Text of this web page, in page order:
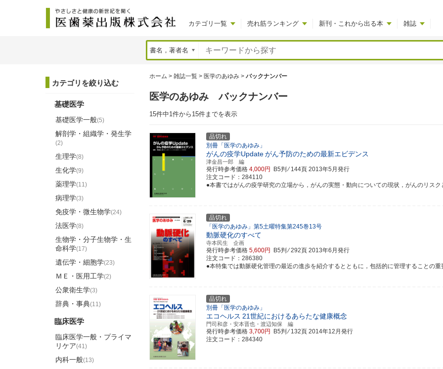
カテゴリ一覧 売れ筋ランキング 新刊・これから出る本 雑誌
ホーム > 雑誌一覧 > 医学のあゆみ > バックナンバー
医学のあゆみ バックナンバー
15件中1件から15件までを表示
品切れ
別冊「医学のあゆみ」
がんの疫学Updateがん予防のための最新エビデンス
津金昌一郎 編
発行時参考価格 4,000円 B5判 ⁄ 144頁 2013年5月発行
注文コード：284110
●本書ではがんの疫学研究の立場から，がんの実態・動向についての現状，がんのリス
品切れ
「医学のあゆみ」第5土曜特集第245巻13号
動脈硬化のすべて
寺本民生 企画
発行時参考価格 5,600円 B5判 ⁄ 292頁 2013年6月発行
注文コード：286380
●本特集では動脈硬化管理の最近の進歩を紹介するとともに，包括的に管理することの
品切れ
別冊「医学のあゆみ」
エコヘルス 21世紀におけるあらたな健康概念
門司和彦・安本晋也・渡辺知保 編
発行時参考価格 3,700円 B5判 ⁄ 132頁 2014年12月発行
注文コード：284340
カテゴリを絞り込む
基礎医学
基礎医学一般(5)
解剖学・組織学・発生学
(2)
生理学(8)
生化学(9)
薬理学(11)
病理学(3)
免疫学・微生物学(24)
法医学(8)
生物学・分子生物学・生
命科学(17)
遺伝学・細胞学(23)
ＭＥ・医用工学(2)
公衆衛生学(3)
辞典・事典(11)
臨床医学
臨床医学一般・プライマ
リケア(41)
内科一般(13)